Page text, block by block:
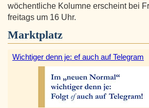
wöchentliche Kolumne erscheint bei
freitags um 16 Uhr.
Marktplatz
Wichtiger denn je: ef auch auf Telegram